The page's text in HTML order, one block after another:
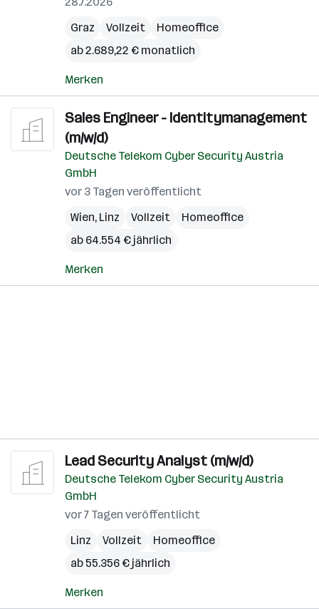
Graz
Vollzeit
Homeoffice
ab 2.689,22 € monatlich
Merken
Sales Engineer - Identitymanagement
(m/w/d)
Deutsche Telekom Cyber Security Austria
GmbH
vor 3 Tagen veröffentlicht
Wien, Linz Vollzeit
Homeoffice
ab 64.554 € jährlich
Merken
Lead Security Analyst (m/w/d)
Deutsche Telekom Cyber Security Austria
GmbH
vor 7 Tagen veröffentlicht
Linz
Vollzeit
Homeoffice
ab 55.356 € jährlich
Merken